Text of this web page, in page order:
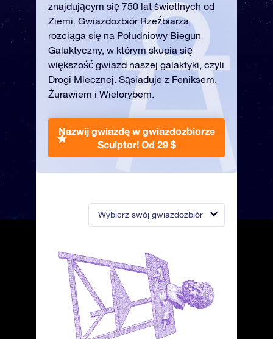
Wybierz swój gwiazdozbiór
znajdującym się 750 lat świetlnych od
Ziemi. Gwiazdozbiór Rzeźbiarza
rozciąga się na Południowy Biegun
Galaktyczny, w którym skupia się
większość gwiazd naszej galaktyki, czyli
Drogi Mlecznej. Sąsiaduje z Feniksem,
Żurawiem i Wielorybem.
Nazwij gwiazdę w gwiazdozbiorze
Sculptor! Od 29 $